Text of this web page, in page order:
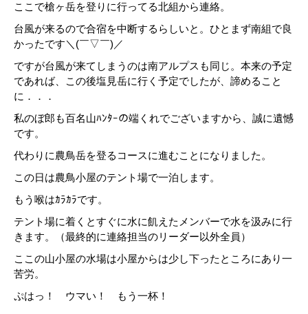
ここで槍ヶ岳を登りに行ってる北組から連絡。
台風が来るので合宿を中断するらしいと。ひとまず南組で良
かったです＼(￣▽￣)／
ですが台風が来てしまうのは南アルプスも同じ。本来の予定
であれば、この後塩見岳に行く予定でしたが、諦めること
に．．．
私のぼ郎も百名山ﾊﾝﾀｰの端くれでございますから、誠に遺憾
です。
代わりに農鳥岳を登るコースに進むことになりました。
この日は農鳥小屋のテント場で一泊します。
もう喉はｶﾗｶﾗです。
テント場に着くとすぐに水に飢えたメンバーで水を汲みに行
きます。（最終的に連絡担当のリーダー以外全員）
ここの山小屋の水場は小屋からは少し下ったところにあり一
苦労。
ぷはっ！ ウマい！ もう一杯！